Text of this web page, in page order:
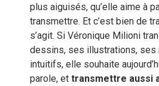
plus aiguisés, qu’elle aime à
transmettre. Et c’est bien de
s’agit. Si Véronique Milioni
dessins, ses illustrations, ses
intuitifs, elle souhaite
parole, et transmettre aussi